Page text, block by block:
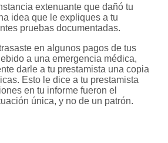
extenuante que dañó tu
idea que le expliques a tu
pruebas documentadas.
en algunos pagos de tus
a una emergencia médica,
darle a tu prestamista una copia
Esto le dice a tu prestamista
en tu informe fueron el
única, y no de un patrón.